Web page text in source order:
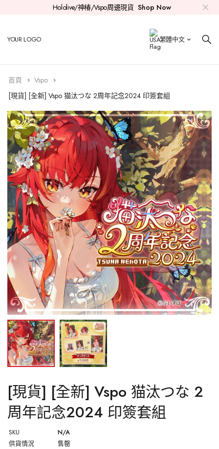
Hololive/神椿/Vspo周邊現貨 Shop Now
YOUR LOGO 繁體中文
首頁
Vspo
[現貨] [全新] Vspo 猫汰つな 2周年記念2024 印簽套組
[現貨] [全新] Vspo 猫汰つな 2
周年記念2024 印簽套組
SKU
N/A
供貨情況
售罄
Hololive
Vspo
其他
親簽套組
公仔
徽章
CD
其他
0期生
時乃空
Azki
櫻巫女
星街彗星
Aki
白上吹雪
夏色祭
2期生
紫咲詩音
癒月巧可
大空昴
湊阿庫婭
Gamers
白上吹雪
貓又小粥
戌神沁音
3期生
兔田佩克拉
白銀諾艾爾
寶鐘瑪琳
4期生
常闇永遠
角卷綿芽
姬森璐娜
桐生可可
5期生
雪花菈米
獅白牡丹
尾丸波爾卡
HoloX
拉普
博衣可佑理
沙花叉克蘿伊
風真伊呂波
Regloss
火威青
一條莉莉華
儒烏風亭
Hololive ID
Ayunda Risu
Airani Iofifteen
Kureiji Ollie
Anya Melfissa
Pavolia Reine
Vestia Zeta
Kaela Kovalskia
Kobo Kanaeru
Myth
Mori Calliope
Watson Amelia
Gawr Gura
Ninomae Ina'nis
Nanashi Mumei
Ouro Kronii
Hakos Baelz
IRyS
Tsukumo Sana
Advent
Koseki Bijou
Nerissa Ravencroft
Mococo Abyssgard
Fuwawa Abyssgard
Justice
Elizabeth Rose Bloodflame
Cecilia Immergreen
Raora Panthera